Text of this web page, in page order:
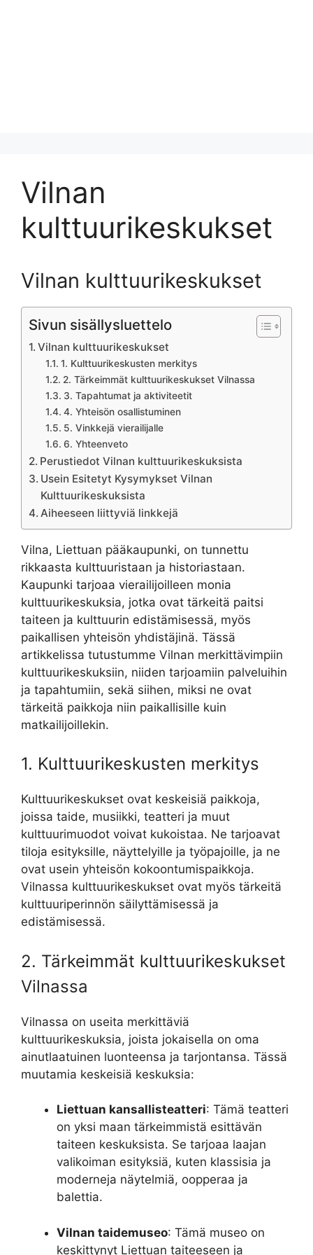
Vilnan
kulttuurikeskukset
Vilnan kulttuurikeskukset
Sivun sisällysluettelo
Vilnan kulttuurikeskukset
1. Kulttuurikeskusten merkitys
2. Tärkeimmät kulttuurikeskukset Vilnassa
3. Tapahtumat ja aktiviteetit
4. Yhteisön osallistuminen
5. Vinkkejä vierailijalle
6. Yhteenveto
Perustiedot Vilnan kulttuurikeskuksista
Usein Esitetyt Kysymykset Vilnan
Kulttuurikeskuksista
Aiheeseen liittyviä linkkejä
Vilna, Liettuan pääkaupunki, on tunnettu
rikkaasta kulttuuristaan ja historiastaan.
Kaupunki tarjoaa vierailijoilleen monia
kulttuurikeskuksia, jotka ovat tärkeitä paitsi
taiteen ja kulttuurin edistämisessä, myös
paikallisen yhteisön yhdistäjinä. Tässä
artikkelissa tutustumme Vilnan merkittävimpiin
kulttuurikeskuksiin, niiden tarjoamiin palveluihin
ja tapahtumiin, sekä siihen, miksi ne ovat
tärkeitä paikkoja niin paikallisille kuin
matkailijoillekin.
1. Kulttuurikeskusten merkitys
Kulttuurikeskukset ovat keskeisiä paikkoja,
joissa taide, musiikki, teatteri ja muut
kulttuurimuodot voivat kukoistaa. Ne tarjoavat
tiloja esityksille, näyttelyille ja työpajoille, ja ne
ovat usein yhteisön kokoontumispaikkoja.
Vilnassa kulttuurikeskukset ovat myös tärkeitä
kulttuuriperinnön säilyttämisessä ja
edistämisessä.
2. Tärkeimmät kulttuurikeskukset
Vilnassa
Vilnassa on useita merkittäviä
kulttuurikeskuksia, joista jokaisella on oma
ainutlaatuinen luonteensa ja tarjontansa. Tässä
muutamia keskeisiä keskuksia:
Liettuan kansallisteatteri: Tämä teatteri
on yksi maan tärkeimmistä esittävän
taiteen keskuksista. Se tarjoaa laajan
valikoiman esityksiä, kuten klassisia ja
moderneja näytelmiä, oopperaa ja
balettia.
Vilnan taidemuseo: Tämä museo on
keskittynyt Liettuan taiteeseen ja